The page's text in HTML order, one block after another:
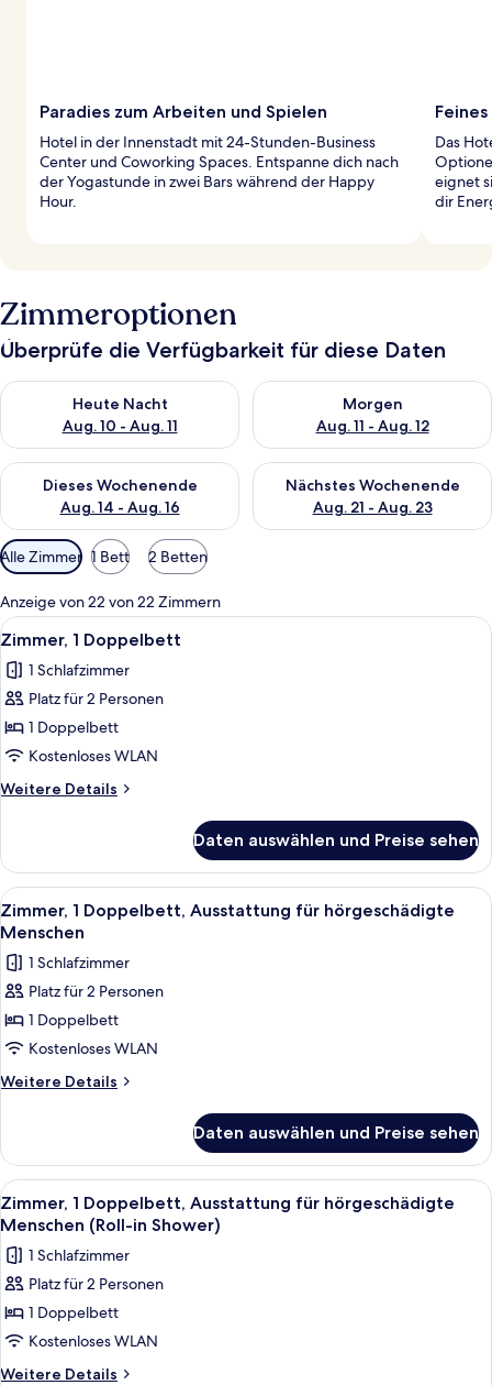
Paradies zum Arbeiten und Spielen
Hotel in der Innenstadt mit 24-Stunden-Business
Center und Coworking Spaces. Entspanne dich nach
der Yogastunde in zwei Bars während der Happy
Hour.
Das
eignet
dir
Zimmeroptionen
Überprüfe die Verfügbarkeit für diese Daten
Heute Nacht
Aug. 10 - Aug. 11
Überprüfe die Verfügbarkeit für heute Nacht, Aug. 10 - Aug.
Morgen
Aug. 11 - Aug. 12
Überprüfe die Verfügbarkeit
Dieses Wochenende
Aug. 14 - Aug. 16
Überprüfe die Verfügbarkeit für dieses Wochenende, Aug. 14
Nächstes Wochenende
Aug. 21 - Aug. 23
Überprüfe die Verfügbarkeit
Verfügbare
Filter
für
Zimmer
Alle Zimmer 1 Bett 2 Betten
Anzeige von 22 von 22 Zimmern
Alle
Fotos
für
Zimmer,
1
Doppelbett
anzeigen
Ein Hotelzimmer mit einem Bett,
4
Zimmer, 1 Doppelbett
1 Schlafzimmer
Platz für 2 Personen
1 Doppelbett
Kostenloses WLAN
Weitere Details
Weitere
1
Doppelbett
Daten auswählen und Preise sehen
Alle
Fotos
für
Zimmer,
1
Doppelbett,
Ausstattung
für
anzeigen
Ein Hotelzimmer mit einem Bett,
4
Zimmer, 1 Doppelbett, Ausstattung für hörgeschädigte
Menschen
1 Schlafzimmer
Platz für 2 Personen
1 Doppelbett
Kostenloses WLAN
Weitere Details
Weitere
1
Doppelbett,
Ausstattung
für
hörgeschädigte
Menschen
Daten auswählen und Preise sehen
Alle
Fotos
für
Zimmer,
1
Doppelbett,
Ausstattung
für
Ein Hotelzimmer mit einem Bett,
4
Zimmer, 1 Doppelbett, Ausstattung für hörgeschädigte
Menschen (Roll-in Shower)
1 Schlafzimmer
Platz für 2 Personen
1 Doppelbett
Kostenloses WLAN
Weitere Details
Weitere